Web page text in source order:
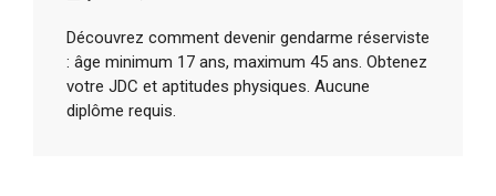
Découvrez comment devenir gendarme réserviste
: âge minimum 17 ans, maximum 45 ans. Obtenez
votre JDC et aptitudes physiques. Aucune
diplôme requis.